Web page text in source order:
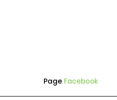
Page Facebook